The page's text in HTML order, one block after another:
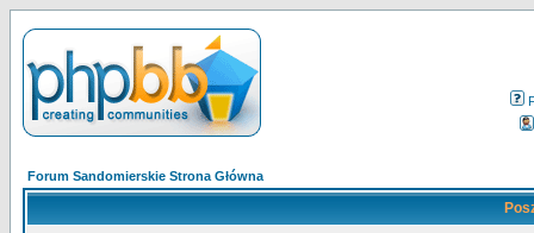
Forum Sandomierskie Strona Główna